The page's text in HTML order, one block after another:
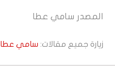
المصدر سامي عطا
زيارة جميع مقالات: سامي عطا